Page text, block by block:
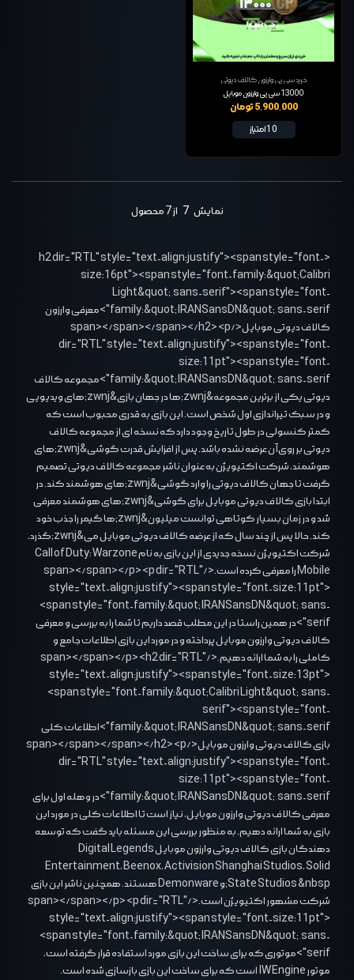
خرید سی پی وارزون کالاف دیوتی
13000 سی پی وارزون موبایل
5,900,000 تومان
10 امتیاز
نمایش 7 از 7 محصول
<h2 dir="RTL" style="text-align:justify"><span style="font-
size:16pt"><span style="font-family:&quot;Calibri
Light&quot;,sans-serif"><span style="font-
family:&quot;IRANSansDN&quot;,sans-serif">معرفی وارزون
کالاف دیوتی موبایل</span></span></span></h2> <p
dir="RTL" style="text-align:justify"><span style="font-
size:11pt"><span style="font-
family:&quot;IRANSansDN&quot;,sans-serif">مجموعه کالاف
دیوتی یکی از برترین مجموعه&zwnj;ها در جهان بازی&zwnj;های ویدیویی
و در سبک تیراندازی اول شخص است. این بازی به قدری محبوب است که
کمتر کنسولی در طول تاریخ وجود دارد که نسخه ای از مجموعه کالاف
دیوتی بر روی آن عرضه نشده باشد. پس از افزایش قدرت گوشی&zwnj;های
هوشمند، شرکت اکتیویژن به عنوان ناشر مجموعه کالاف دیوتی تصمیم
گرفت تا جهان کالاف دیوتی را وارد گوشی&zwnj;های هوشمند کند. در
ابتدا بازی کالاف دیوتی موبایل برای گوشی&zwnj;های هوشمند معرفی
شد و در زمان بسیار کوتاهی توانست میلیون&zwnj;ها گیمر را جذب خود
کند. حالا پس از چند سال که از عرضه کالاف دیوتی موبایل می&zwnj;گذرد،
شرکت اکتیویژن نسخه جدیدی از این بازی به نام Call of Duty: Warzone
Mobile را معرفی کرده است.</span></span></p> <p dir="RTL"
style="text-align:justify"><span style="font-size:11pt">
<span style="font-family:&quot;IRANSansDN&quot;,sans-
serif">در همین راستا در این مطلب قصد داریم تا شما را به بررسی و معرفی
کالاف دیوتی وارزون موبایل پرداخته و در مورد این بازی اطلاعات جامع و
کاملی را به شما ارائه دهیم.</span></span></p> <h2 dir="RTL"
style="text-align:justify"><span style="font-size:13pt">
<span style="font-family:&quot;Calibri Light&quot;,sans-
serif"><span style="font-
family:&quot;IRANSansDN&quot;,sans-serif">اطلاعات کلی
بازی کالاف دیوتی وارزون موبایل</span></span></span></h2> <p
dir="RTL" style="text-align:justify"><span style="font-
size:11pt"><span style="font-
family:&quot;IRANSansDN&quot;,sans-serif">در وهله اول برای
معرفی کالاف دیوتی وارزون موبایل، نیاز است تا اطلاعات کلی در مورد این
بازی به شما ارائه دهیم. به منظور بررسی این مسئله باید گفت که توسعه
دهندگان بازی کالاف دیوتی وارزون موبایل Digital Legends
Entertainment، Beenox، Activision Shanghai Studios، Solid
State Studios &nbsp;و Demonware هستند. همچنین ناشر این بازی
شرکت مشهور اکتیویژن است.</span></span></p> <p dir="RTL"
style="text-align:justify"><span style="font-size:11pt">
<span style="font-family:&quot;IRANSansDN&quot;,sans-
serif">موتوری که برای ساخت این بازی مورد استفاده قرار گرفته است،
موتور IW Engine است که برای ساخت این بازی بازسازی شده است.